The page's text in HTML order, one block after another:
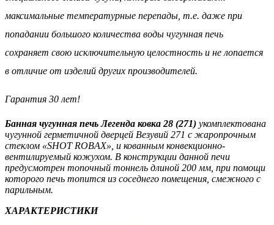
максимальные температурные перепады, т.е. даже при
попадании большого количества воды чугунная печь
сохраняет свою исключительную целостность и не лопается
в отличие от изделий других производителей.
Гарантия 30 лет!
Банная чугунная печь Легенда ковка 28 (271) укомплектована
чугунной герметичной дверцей Везувий 271 с жаропрочным
стеклом «SHOT ROBAX», и кованным конвекционно-
вентилируемый кожухом. В конструкции данной печи
предусмотрен топочный тоннель длиной 200 мм, при помощи
которого печь топится из соседнего помещения, смежного с
парильным.
ХАРАКТЕРИСТИКИ